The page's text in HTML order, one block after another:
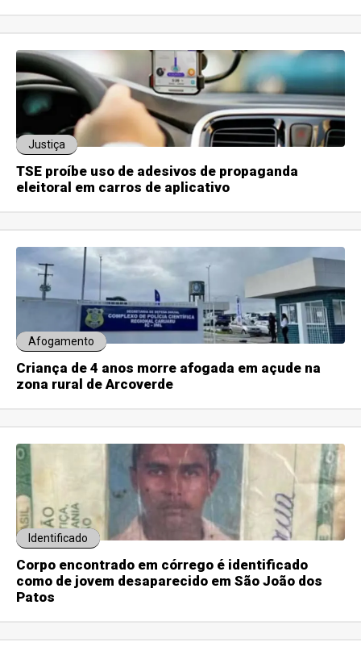
Justiça
TSE proíbe uso de adesivos de propaganda
eleitoral em carros de aplicativo
Afogamento
Criança de 4 anos morre afogada em açude na
zona rural de Arcoverde
Identificado
Corpo encontrado em córrego é identificado
como de jovem desaparecido em São João dos
Patos